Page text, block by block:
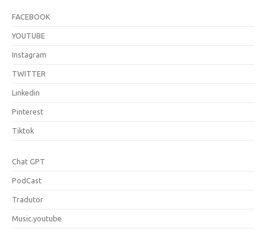
FACEBOOK
YOUTUBE
Instagram
TWITTER
Linkedin
Pinterest
Tiktok
Chat GPT
PodCast
Tradutor
Music.youtube